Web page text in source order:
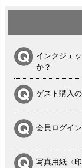
インクジェ
か？
ゲスト購入
会員ログイ
写真用紙〈